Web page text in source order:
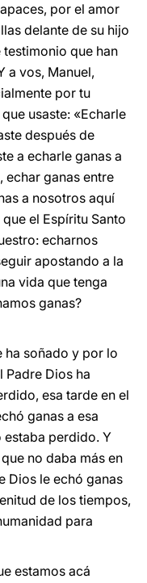
por el amor
delante de su hijo
que han
a vos, Manuel,
por tu
usaste: «Echarle
después de
a echarle ganas a
echar ganas entre
a nosotros aquí
el Espíritu Santo
echarnos
apostando a la
vida que tenga
ganas?
ha soñado y por lo
Padre Dios ha
esa tarde en el
ganas a esa
perdido. Y
no daba más en
Dios le echó ganas
de los tiempos,
para
estamos acá